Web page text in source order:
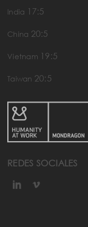
India 17:5
China 20:5
Vietnam 19:5
Taiwan 20:5
REDES SOCIALES